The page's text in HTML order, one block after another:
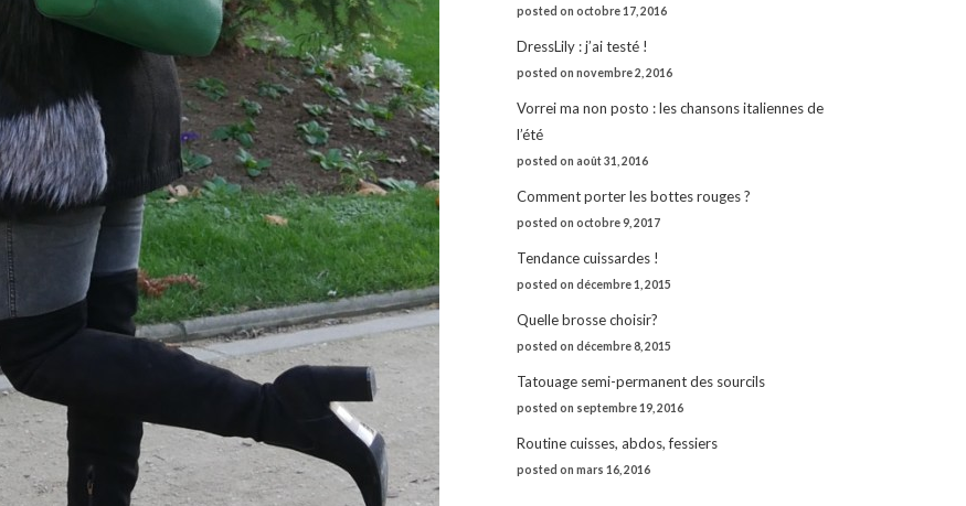
posted on octobre 17, 2016
DressLily : j’ai testé !
posted on novembre 2, 2016
Vorrei ma non posto : les chansons italiennes de
l’été
posted on août 31, 2016
Comment porter les bottes rouges ?
posted on octobre 9, 2017
Tendance cuissardes !
posted on décembre 1, 2015
Quelle brosse choisir?
posted on décembre 8, 2015
Tatouage semi-permanent des sourcils
posted on septembre 19, 2016
Routine cuisses, abdos, fessiers
posted on mars 16, 2016